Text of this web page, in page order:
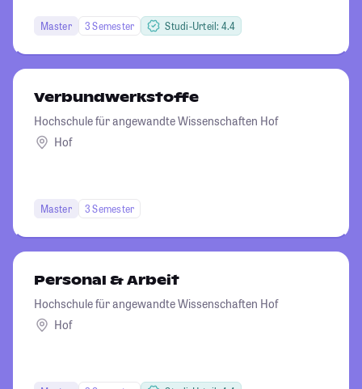
Master 3 Semester Studi-Urteil: 4.4
Verbundwerkstoffe
Hochschule für angewandte Wissenschaften Hof
Hof
Master 3 Semester
Personal & Arbeit
Hochschule für angewandte Wissenschaften Hof
Hof